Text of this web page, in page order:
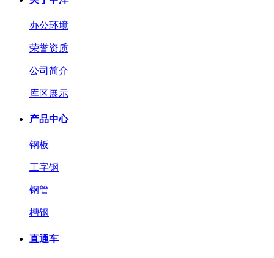
办公环境
荣誉资质
公司简介
库区展示
产品中心
钢板
工字钢
钢管
槽钢
直通车